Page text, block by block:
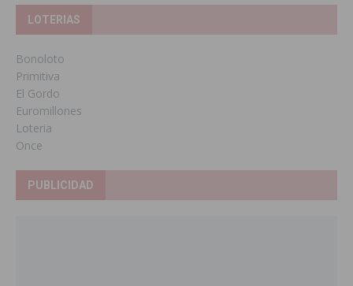
LOTERIAS
Bonoloto
Primitiva
El Gordo
Euromillones
Loteria
Once
PUBLICIDAD